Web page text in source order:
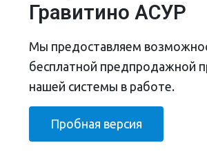
Гравитино АСУР
Мы предоставляем
бесплатной предпродажной
нашей системы в работе.
Пробная версия